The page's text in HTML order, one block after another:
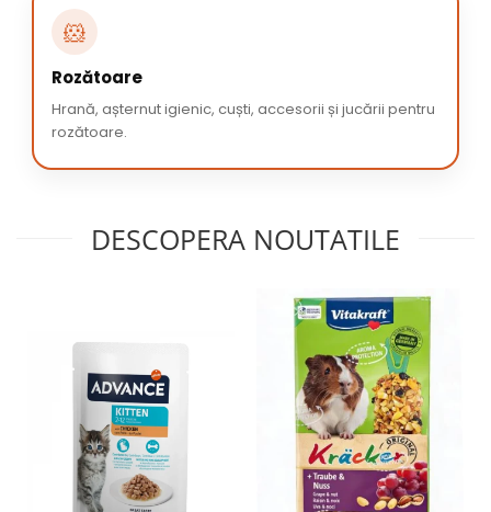
🐹
Rozătoare
Hrană, așternut igienic, cuști, accesorii și jucării pentru
rozătoare.
DESCOPERA NOUTATILE